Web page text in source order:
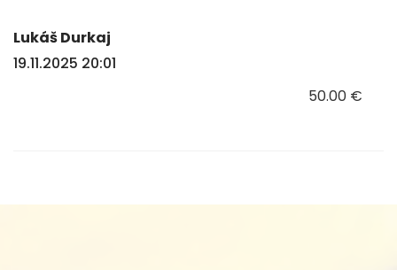
Lukáš Durkaj
19.11.2025 20:01
50.00 €